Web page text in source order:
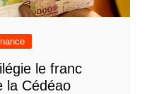
le franc
la Cédéao